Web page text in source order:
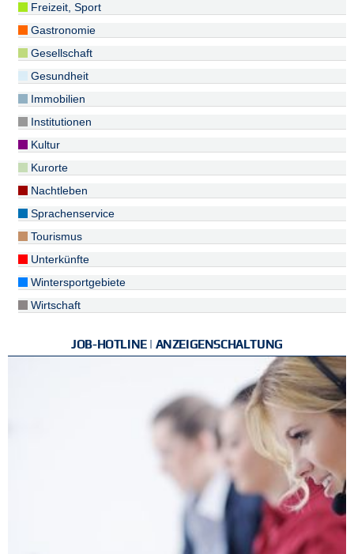
Freizeit, Sport
Gastronomie
Gesellschaft
Gesundheit
Immobilien
Institutionen
Kultur
Kurorte
Nachtleben
Sprachenservice
Tourismus
Unterkünfte
Wintersportgebiete
Wirtschaft
JOB-HOTLINE | ANZEIGENSCHALTUNG